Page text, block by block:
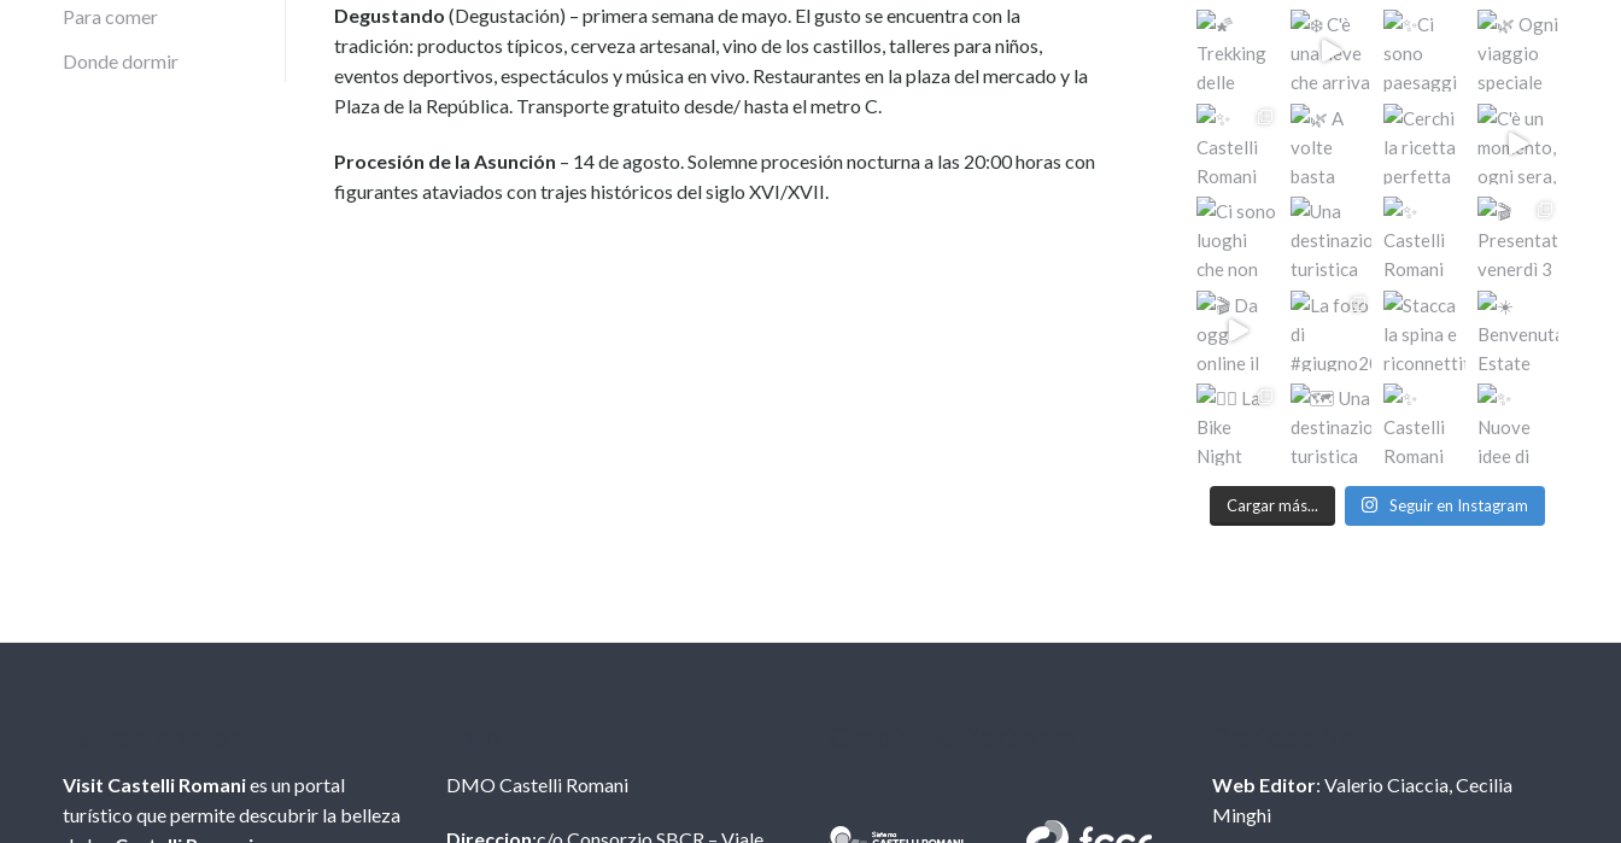
Para comer
Donde dormir
Degustando (Degustación) – primera semana de mayo. El gusto se encuentra con la
tradición: productos típicos, cerveza artesanal, vino de los castillos, talleres para niños,
eventos deportivos, espectáculos y música en vivo. Restaurantes en la plaza del mercado y la
Plaza de la República. Transporte gratuito desde/ hasta el metro C.
Procesión de la Asunción – 14 de agosto. Solemne procesión nocturna a las 20:00 horas con
figurantes ataviados con trajes históricos del siglo XVI/XVII.
Cargar más... Seguir en Instagram
Visit Castelli Romanies un portal
turístico que permite descubrir la belleza
DMO Castelli Romani Web Editor: Valerio Ciaccia, Cecilia
Minghi